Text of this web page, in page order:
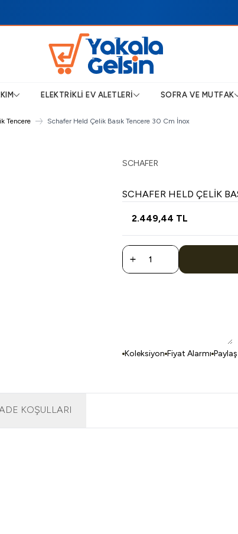
ELEKTRIKLI EV ALETLERI SOFRA VE MUTFAK
Tencere Schafer Held Çelik Basık Tencere 30 Cm İnox
SCHAFER
SCHAFER HELD ÇELIK
2.449,44 TL
Koleksiyon Fiyat Alarmı Paylaş
KOŞULLARI